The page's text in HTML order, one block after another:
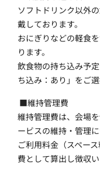
ソフトドリンク以外
戴しております。
おにぎりなどの軽食
ります。
飲食物の持ち込み予
ち込み：あり」をご選
■維持管理費
維持管理費は、会場
ービスの維持・管理に
ご利用料金（スペー
費として算出し徴収い